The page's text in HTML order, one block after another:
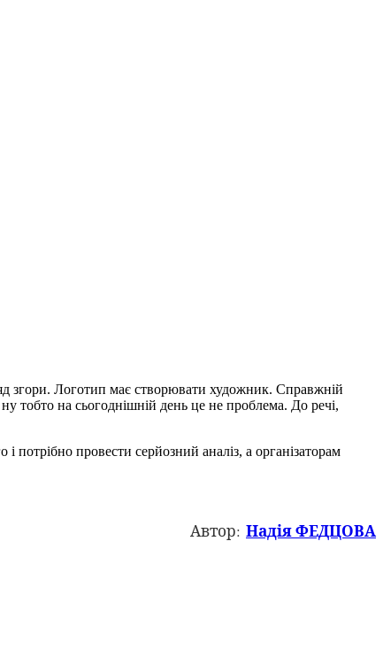
згори. Логотип має створювати художник. Справжній
тобто на сьогоднішній день це не проблема. До речі,
потрібно провести серйозний аналіз, а організаторам
Автор: Надія ФЕДЦОВА